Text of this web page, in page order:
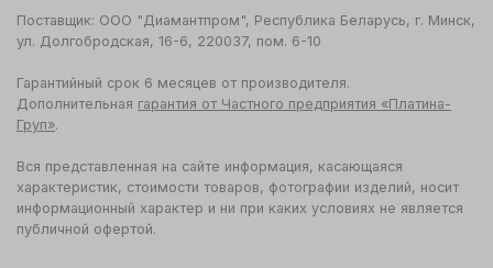
Поставщик: ООО "Диамантпром", Республика Беларусь, г. Минск,
ул. Долгобродская, 16-6, 220037, пом. 6-10
Гарантийный срок 6 месяцев от производителя.
Дополнительная гарантия от Частного предприятия «Платина-
Груп».
Вся представленная на сайте информация, касающаяся
характеристик, стоимости товаров, фотографии изделий, носит
информационный характер и ни при каких условиях не является
публичной офертой.